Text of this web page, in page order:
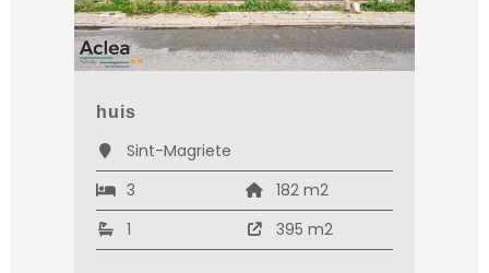
huis
Sint-Magriete
3
182 m2
1
395 m2